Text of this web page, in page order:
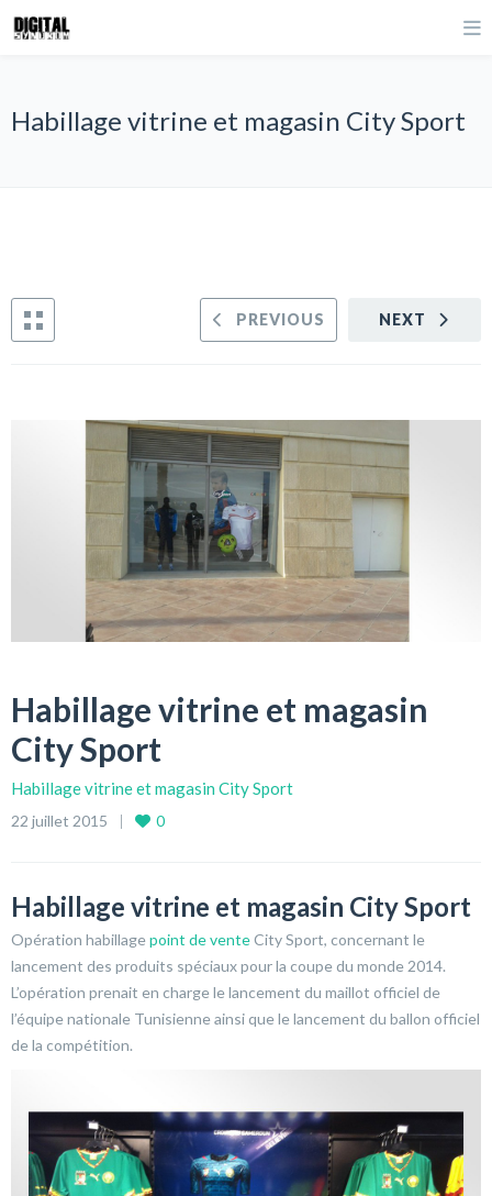
Habillage vitrine et magasin City Sport
NEXT
PREVIOUS
Habillage vitrine et magasin
City Sport
Habillage vitrine et magasin City Sport
22 juillet 2015 0
Habillage vitrine et magasin City Sport
Opération habillagepoint de venteCity Sport, concernant le
lancement des produits spéciaux pour la coupe du monde 2014.
L’opération prenait en charge le lancement du maillot officiel de
l’équipe nationale Tunisienne ainsi que le lancement du ballon officiel
de la compétition.